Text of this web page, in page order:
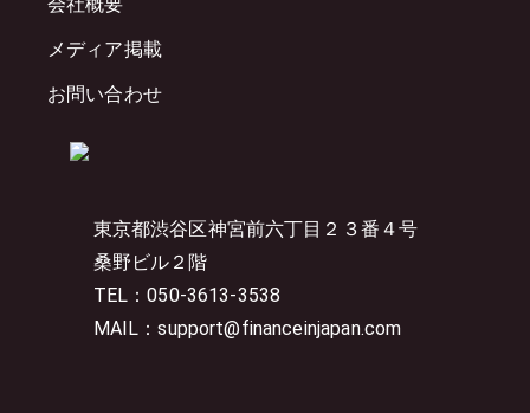
東京都渋谷区神宮前六丁目２３番４号
桑野ビル２階
TEL：050-3613-3538
MAIL：support@financeinjapan.com
メディア掲載
お問い合わせ